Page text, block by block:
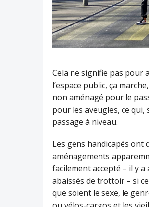
Cela ne signifie pas pour
l’espace public, ça
non aménagé pour le
pour les aveugles, ce qui,
passage à niveau.
Les gens handicapés ont
aménagements
facilement accepté – il y
abaissés de trottoir – si
que soient le sexe, le